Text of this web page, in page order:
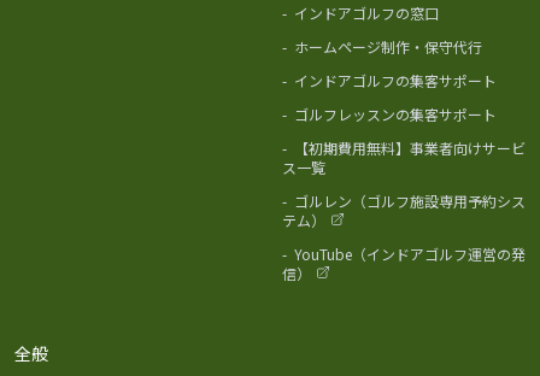
- インドアゴルフの窓口
- ホームページ制作・保守代行
- インドアゴルフの集客サポート
- ゴルフレッスンの集客サポート
-
【初期費用無料】事業者向けサービ
ス一覧
- ゴルレン（ゴルフ施設専用予約シス
テム）
- YouTube（インドアゴルフ運営の発
信）
全般